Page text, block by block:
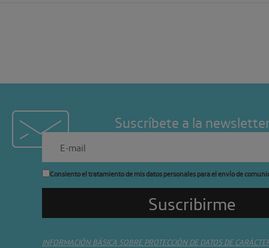
Suscríbete a la
Consiento el tratamiento de mis datos personales para el envío de
INFORMACIÓN BÁSICA SOBRE PROTECCIÓN DE DATOS DE